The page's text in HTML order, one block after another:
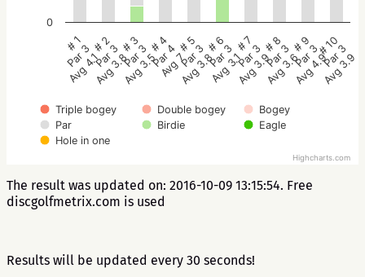
Triple bogey Double bogey
Bogey
Par
Birdie
Eagle
Hole in one
# 1
Par 3
Avg 4.1
# 2
Par 3
Avg 3.8
# 3
Par 3
Avg 3.5
# 4
Par 4
Avg 7
# 5
Par 3
Avg 3.8
# 6
Par 3
Avg 3.1
# 7
Par 3
Avg 3.9
# 8
Par 3
Avg 3.6
# 9
Par 3
Avg 4.9
# 10
Par 3
Avg 3.9
0
Highcharts.com
The result was updated on: 2016-10-09 13:15:54. Free
discgolfmetrix.com is used
Results will be updated every 30 seconds!